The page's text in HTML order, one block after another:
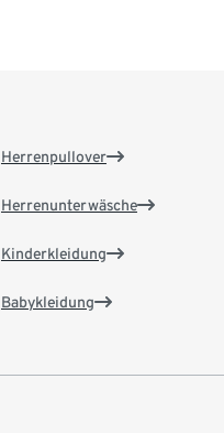
Herrenpullover
Herrenunterwäsche
Kinderkleidung
Babykleidung